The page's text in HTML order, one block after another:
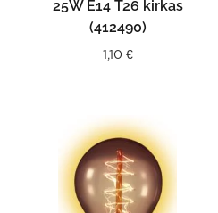
25W E14 T26 kirkas
(412490)
1,10 €